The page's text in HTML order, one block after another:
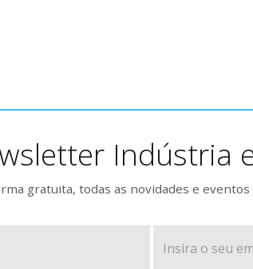
Indústria
gratuita, todas as novidades e